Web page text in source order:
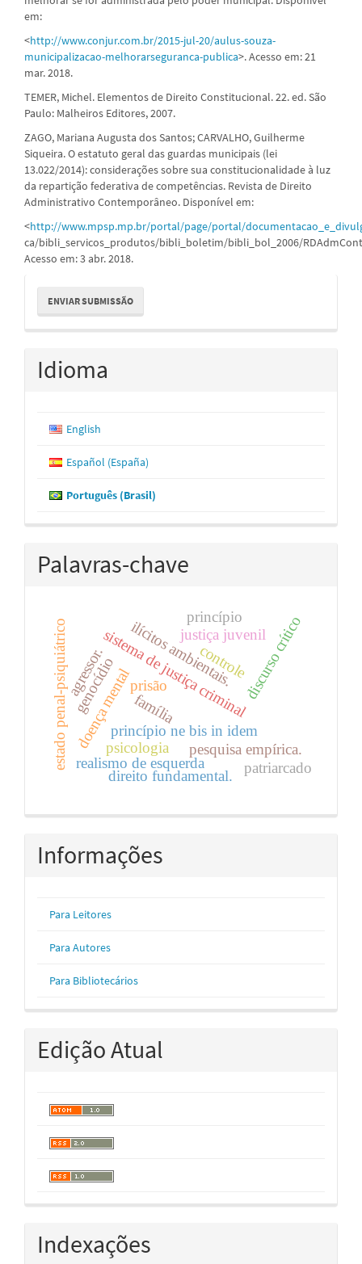
em:
<http://www.conjur.com.br/2015-jul-20/aulus-souza-
municipalizacao-melhorarseguranca-publica>. Acesso em: 21
mar. 2018.
TEMER, Michel. Elementos de Direito Constitucional. 22. ed. São
Paulo: Malheiros Editores, 2007.
ZAGO, Mariana Augusta dos Santos; CARVALHO, Guilherme
Siqueira. O estatuto geral das guardas municipais (lei
13.022/2014): considerações sobre sua constitucionalidade à luz
da repartição federativa de competências. Revista de Direito
Administrativo Contemporâneo. Disponível em:
<http://www.mpsp.mp.br/portal/page/portal/
ca/bibli_servicos_produtos/bibli_boletim/bibli_bol_2006/
Acesso em: 3 abr. 2018.
Enviar
Submissão
ENVIAR SUBMISSÃO
Idioma
English
Español (España)
Português (Brasil)
Palavras-chave
princípio ne bis in idem
sistema de justiça criminal
doença mental
estado penal-psiquiátrico realismo de esquerda
discurso crítico
ilícitos ambientais.
prisão
pesquisa empírica.
controle
família
psicologia
justiça juvenil
genocídio
direito fundamental.
princípio
agressor.
patriarcado
Informações
Para Leitores
Para Autores
Para Bibliotecários
Edição Atual
Indexações